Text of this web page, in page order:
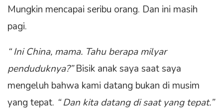
Mungkin mencapai seribu orang. Dan ini masih
pagi.
“ Ini China, mama. Tahu berapa milyar
penduduknya?”Bisik anak saya saat saya
mengeluh bahwa kami datang bukan di musim
yang tepat. “ Dan kita datang di saat yang tepat.”